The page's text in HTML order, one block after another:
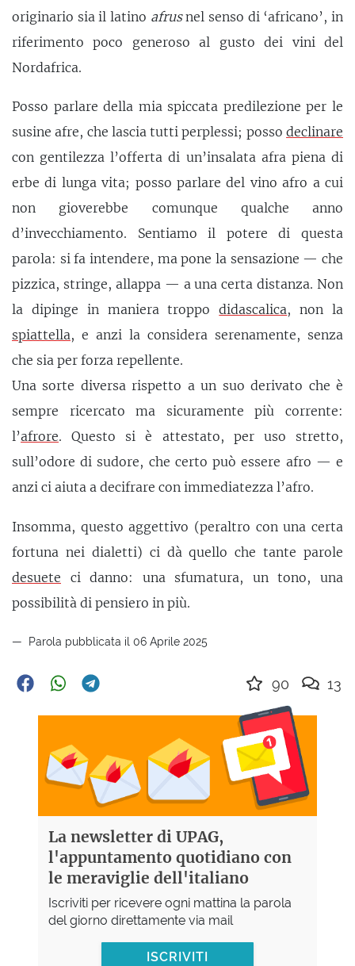
originario sia il latino afrusnel senso di ‘africano’, in
riferimento poco generoso al gusto dei vini del
Nordafrica.
Posso parlare della mia spiccata predilezione per le
susine afre, che lascia tutti perplessi; posso declinare
con gentilezza l’offerta di un’insalata afra piena di
erbe di lunga vita; posso parlare del vino afro a cui
non gioverebbe comunque qualche anno
d’invecchiamento. Sentiamo il potere di questa
parola: si fa intendere, ma pone la sensazione — che
pizzica, stringe, allappa — a una certa distanza. Non
la dipinge in maniera troppodidascalica, non la
spiattella, e anzi la considera serenamente, senza
che sia per forza repellente.
Una sorte diversa rispetto a un suo derivato che è
sempre ricercato ma sicuramente più corrente:
l’afrore. Questo si è attestato, per uso stretto,
sull’odore di sudore, che certo può essere afro — e
anzi ci aiuta a decifrare con immediatezza l’afro.
Insomma, questo aggettivo (peraltro con una certa
fortuna nei dialetti) ci dà quello che tante parole
desuete ci danno: una sfumatura, un tono, una
possibilità di pensiero in più.
Parola pubblicata il 06 Aprile 2025
90 13
La newsletter di UPAG,
l'appuntamento quotidiano con
le meraviglie dell'italiano
Iscriviti per ricevere ogni mattina la parola
del giorno direttamente via mail
ISCRIVITI